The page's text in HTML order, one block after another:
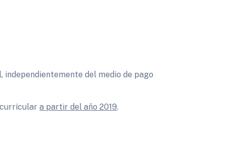
independientemente del medio de pago
currículara partir del año 2019.